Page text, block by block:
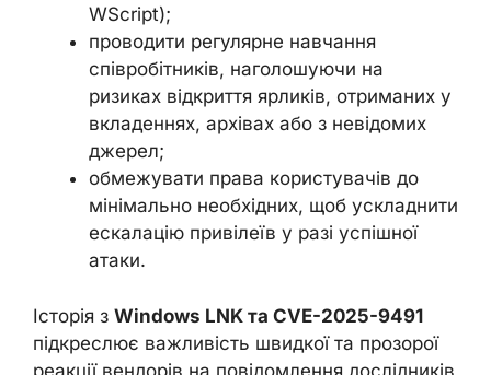
WScript);
проводити регулярне навчання
співробітників, наголошуючи на
ризиках відкриття ярликів, отриманих у
вкладеннях, архівах або з невідомих
джерел;
обмежувати права користувачів до
мінімально необхідних, щоб ускладнити
ескалацію привілеїв у разі успішної
атаки.
Історія з Windows LNK та CVE-2025-9491
підкреслює важливість швидкої та прозорої
реакції вендорів на повідомлення дослідників